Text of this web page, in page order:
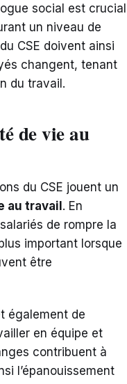
social est crucial
un niveau de
CSE doivent ainsi
changent, tenant
du travail.
de vie au
du CSE jouent un
au travail. En
de rompre la
important lorsque
être
également de
en équipe et
contribuent à
l’épanouissement